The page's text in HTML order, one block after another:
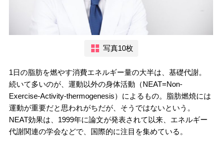
写真10枚
1日の脂肪を燃やす消費エネルギー量の大半は、基礎代謝。
続いて多いのが、運動以外の身体活動（NEAT=Non-
Exercise-Activity-thermogenesis）によるもの。脂肪燃焼には
運動が重要だと思われがちだが、そうではないという。
NEAT効果は、1999年に論文が発表されて以来、エネルギー
代謝関連の学会などで、国際的に注目を集めている。